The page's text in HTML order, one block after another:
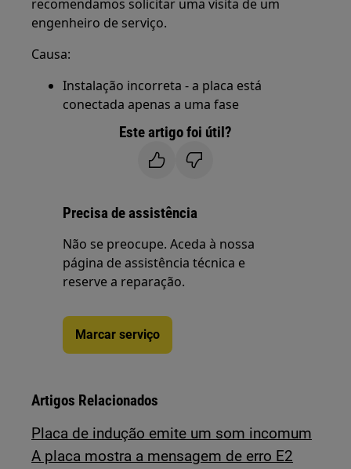
recomendamos solicitar uma visita de um
engenheiro de serviço.
Causa:
Instalação incorreta - a placa está
conectada apenas a uma fase
Este artigo foi útil?
Precisa de assistência
Não se preocupe. Aceda à nossa
página de assistência técnica e
reserve a reparação.
Marcar serviço
Artigos Relacionados
Placa de indução emite um som incomum
A placa mostra a mensagem de erro E2